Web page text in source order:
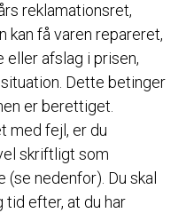
reklamationsret,
kan få varen repareret,
afslag i prisen,
Dette betinger
er berettiget.
med fejl, er du
skriftligt som
nedenfor). Du skal
efter, at du har